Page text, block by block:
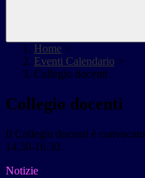
Home >
Eventi Calendario >
Collegio docenti
Collegio docenti
Il Collegio docenti è convocato
14.30-16.30.
Notizie